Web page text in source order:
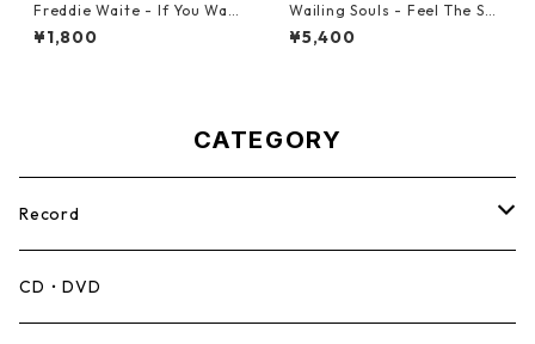
Freddie Waite - If You Want
My Love【7-21943】
¥1,800
Wailing Souls - Feel The Spi
rit【7-21955】
¥5,400
CATEGORY
Record
Mento,Calypso,Ballad
CD・DVD